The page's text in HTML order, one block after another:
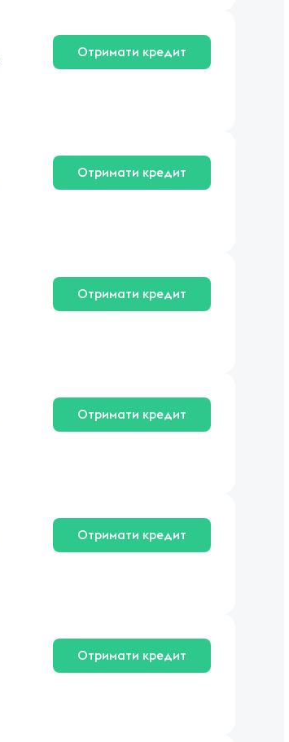
Отримати кредит
Отримати кредит
Отримати кредит
Отримати кредит
Отримати кредит
Отримати кредит